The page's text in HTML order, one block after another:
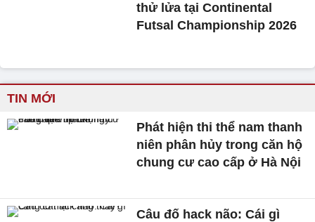
thử lửa tại Continental
Futsal Championship 2026
TIN MỚI
Phát hiện thi thể nam thanh
niên phân hủy trong căn hộ
chung cư cao cấp ở Hà Nội
Câu đố hack não: Cái gì